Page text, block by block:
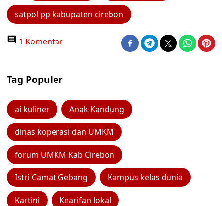
satpol pp kabupaten cirebon
1 Komentar
Tag Populer
ai kuliner Anak Kandung
dinas koperasi dan UMKM
forum UMKM Kab Cirebon
Istri Camat Gebang Kampus kelas dunia
Kartini Kearifan lokal